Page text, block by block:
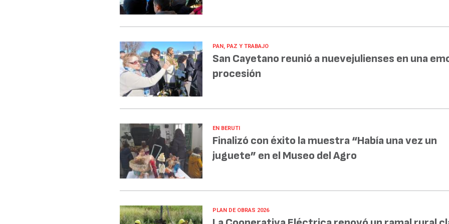
PAN, PAZ Y TRABAJO
San Cayetano reunió a nuevejulienses en una
procesión
EN BERUTI
Finalizó con éxito la muestra “Había una vez un
juguete” en el Museo del Agro
PLAN DE OBRAS 2026